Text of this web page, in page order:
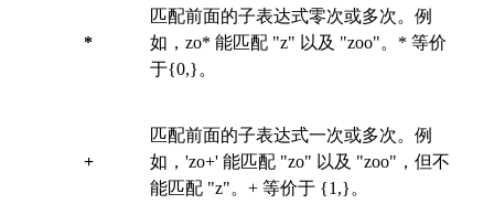
*
匹配前面的子表达式零次或多次。例
如，zo* 能匹配 "z" 以及 "zoo"。* 等价
于{0,}。
+
匹配前面的子表达式一次或多次。例
如，'zo+' 能匹配 "zo" 以及 "zoo"，但不
能匹配 "z"。+ 等价于 {1,}。